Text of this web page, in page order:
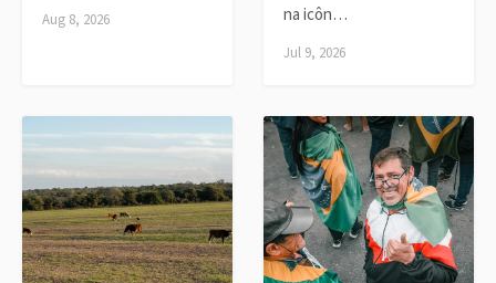
Aug 8, 2026
na icôn…
Jul 9, 2026